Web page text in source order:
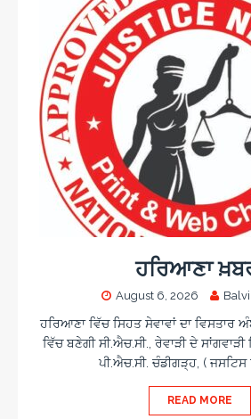
ਹਰਿਆਣਾ
August 6, 2026
ਹਰਿਆਣਾ ਵਿੱਚ ਸਿਹਤ ਸੇਵਾਵਾਂ ਦਾ ਵਿਸਤਾਰ
ਵਿੱਚ ਬਣੇਗੀ ਸੀ.ਐਚ.ਸੀ., ਰੇਵਾੜੀ ਦੇ
ਪੀ.ਐਚ.ਸੀ. ਚੰਡੀਗੜ੍ਹ, (
READ MORE